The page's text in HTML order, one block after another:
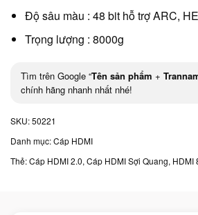
Độ sâu màu : 48 bit hỗ trợ ARC,
Trọng lượng : 8000g
Tìm trên Google “Tên sản phẩm +
chính hãng nhanh nhất nhé!
SKU:50221
Danh mục:Cáp HDMI
Thẻ:Cáp HDMI 2.0, Cáp HDMI Sợi Quang, HDMI